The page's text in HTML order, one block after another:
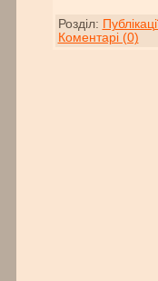
Розділ:
Коментарі (0)